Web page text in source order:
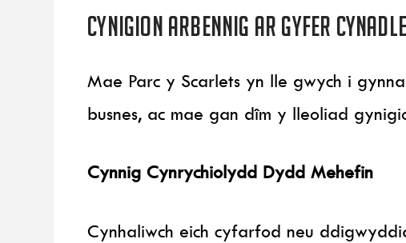
Cynigion arbennig ar gyfer
Mae Parc y Scarlets yn lle gwych i
busnes, ac mae gan dîm y lleoliad
Cynnig Cynrychiolydd Dydd Mehefin
Cynhaliwch eich cyfarfod neu